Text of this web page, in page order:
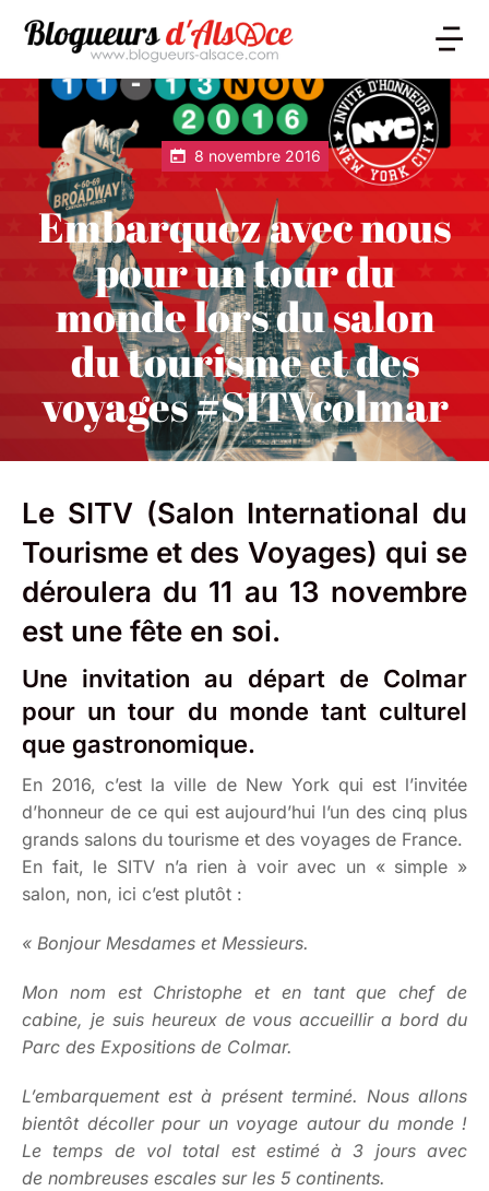
8 novembre 2016
Embarquez avec nous
pour un tour du
monde lors du salon
du tourisme et des
voyages #SITVcolmar
Le SITV (Salon International du
Tourisme et des Voyages) qui se
déroulera du 11 au 13 novembre
est une fête en soi.
Une invitation au départ de Colmar
pour un tour du monde tant culturel
que gastronomique.
En 2016, c’est la ville de New York qui est l’invitée
d’honneur de ce qui est aujourd’hui l’un des cinq plus
grands salons du tourisme et des voyages de France.
En fait, le SITV n’a rien à voir avec un « simple »
salon, non, ici c’est plutôt :
« Bonjour Mesdames et Messieurs.
Mon nom est Christophe et en tant que chef de
cabine, je suis heureux de vous accueillir a bord du
Parc des Expositions de Colmar.
L’embarquement est à présent terminé. Nous allons
bientôt décoller pour un voyage autour du monde !
Le temps de vol total est estimé à 3 jours avec
de nombreuses escales sur les 5 continents.